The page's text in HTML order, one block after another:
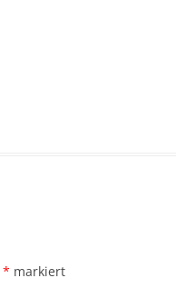
* markiert